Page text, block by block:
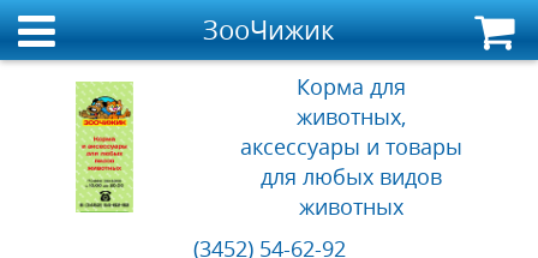
ЗооЧижик
Корма для
животных,
аксессуары и товары
для любых видов
животных
(3452) 54-62-92